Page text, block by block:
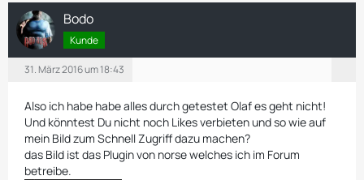
Bodo
Kunde
31. März 2016 um 18:43
Also ich habe habe alles durch getestet Olaf es geht nicht!
Und könntest Du nicht noch Likes verbieten und so wie auf
mein Bild zum Schnell Zugriff dazu machen?
das Bild ist das Plugin von norse welches ich im Forum
betreibe.